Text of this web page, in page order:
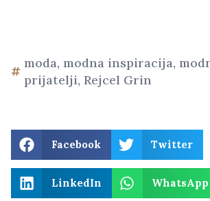
moda, modna inspiracija,
prijatelji, Rejcel Grin
Facebook Twitter
LinkedIn WhatsApp